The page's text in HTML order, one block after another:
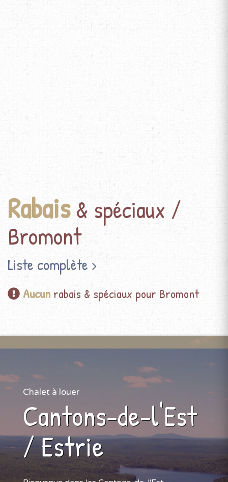
Rabais& spéciaux /
Bromont
Liste complète
Aucun rabais & spéciaux pour Bromont
Chalet à louer
Cantons-de-l'Est
/ Estrie